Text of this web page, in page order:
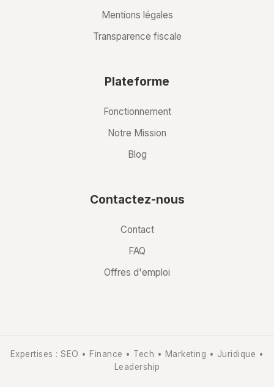
Mentions légales
Transparence fiscale
Plateforme
Fonctionnement
Notre Mission
Blog
Contactez-nous
Contact
FAQ
Offres d'emploi
Expertises : SEO • Finance • Tech • Marketing • Juridique •
Leadership